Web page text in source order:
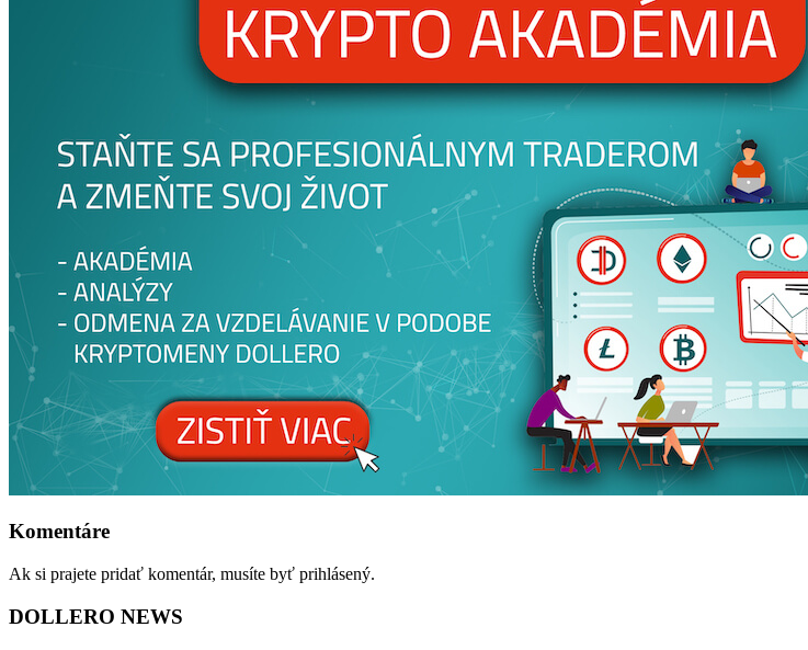
Komentáre
Ak si prajete pridať komentár, musíte byť prihlásený.
DOLLERO NEWS